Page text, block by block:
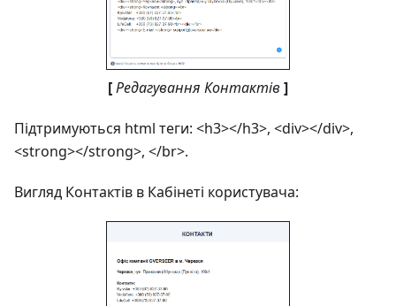
[Редагування Контактів]
Підтримуються html теги: <h3></h3>, <div></div>,
<strong></strong>, </br>.
Вигляд Контактів в Кабінеті користувача: